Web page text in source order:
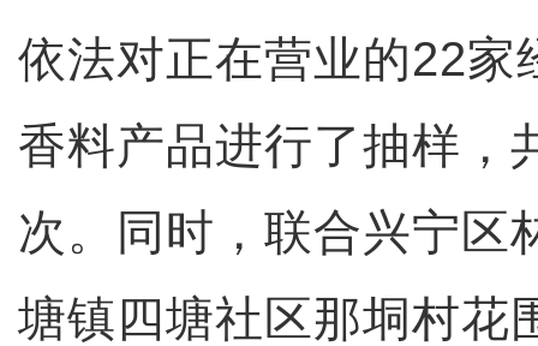
依法对正在营业的22家
香料产品进行了抽样，
次。同时，联合兴宁区
塘镇四塘社区那垌村花